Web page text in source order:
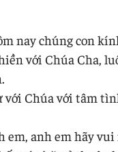
nay chúng con
với Chúa Cha,
Chúa với tâm
em, anh em hãy